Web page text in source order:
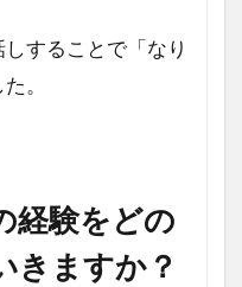
することで「なり
。
経験をどの
きますか？